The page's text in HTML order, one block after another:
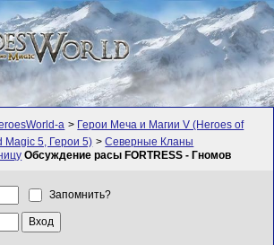
а > Герои Меча и Магии V (Heroes of
Magic 5, Герои 5) >Северные Кланы
Обсуждение расы FORTRESS - Гномов
Запомнить?